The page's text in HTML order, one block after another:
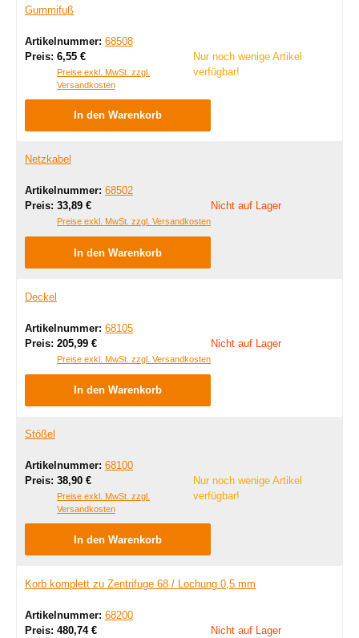
Gummifuß
Artikelnummer: 68508
Preis: Regulärer Preis:
6,55 €
Preise exkl. MwSt. zzgl.
Versandkosten
Nur noch wenige Artikel
verfügbar!
In den Warenkorb
Netzkabel
Artikelnummer: 68502
Preis: Regulärer Preis:
33,89 €
Preise exkl. MwSt. zzgl. Versandkosten
Nicht auf Lager
In den Warenkorb
Deckel
Artikelnummer: 68105
Preis: Regulärer Preis:
205,99 €
Preise exkl. MwSt. zzgl. Versandkosten
Nicht auf Lager
In den Warenkorb
Stößel
Artikelnummer: 68100
Preis: Regulärer Preis:
38,90 €
Preise exkl. MwSt. zzgl.
Versandkosten
Nur noch wenige Artikel
verfügbar!
In den Warenkorb
Korb komplett zu Zentrifuge 68 / Lochung 0,5 mm
Artikelnummer: 68200
Preis: Regulärer Preis:
480,74 € Nicht auf Lager